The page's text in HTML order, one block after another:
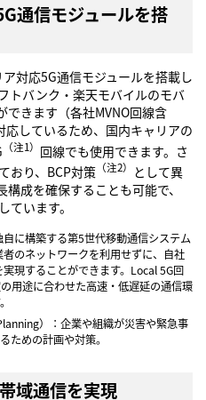
通信モジュールを搭
対応5G通信モジュールを搭載し
トバンク・楽天モバイルのモバ
できます（各社MVNO回線含
しているため、国内キャリアの
（注1） 回線でも使用できます。さ
おり、BCP対策 （注2） として異
成を確保することも可能で、
ています。
に構築する第5世代移動通信システム
者のネットワークを利用せずに、自社
現することができます。Local 5G回
用途に合わせた高速・低遅延の通信環
）：企業や組織が災害や緊急事
ための計画や対策。
域通信を実現